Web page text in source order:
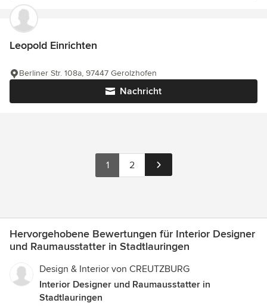
Leopold Einrichten
Nachricht
Berliner Str. 108a, 97447 Gerolzhofen
1 2
Hervorgehobene Bewertungen für Interior Designer
und Raumausstatter in Stadtlauringen
Design & Interior von CREUTZBURG
Interior Designer und Raumausstatter in
Stadtlauringen